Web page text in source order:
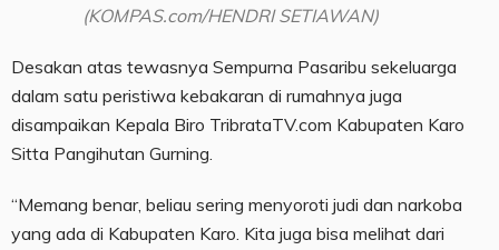
(KOMPAS.com/HENDRI SETIAWAN)
Desakan atas tewasnya Sempurna Pasaribu sekeluarga
dalam satu peristiwa kebakaran di rumahnya juga
disampaikan Kepala Biro TribrataTV.com Kabupaten Karo
Sitta Pangihutan Gurning.
“Memang benar, beliau sering menyoroti judi dan narkoba
yang ada di Kabupaten Karo. Kita juga bisa melihat dari